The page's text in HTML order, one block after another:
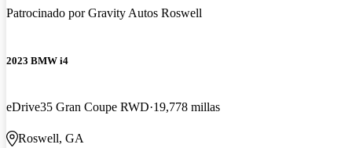
Patrocinado porGravity Autos Roswell
2023 BMW i4
eDrive35 Gran Coupe RWD 19,778 millas
Roswell, GA